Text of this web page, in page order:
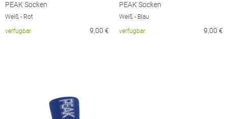
PEAK Socken
Weiß - Rot
verfügbar
9,00 €
PEAK Socken
Weiß - Blau
verfügbar
9,00 €